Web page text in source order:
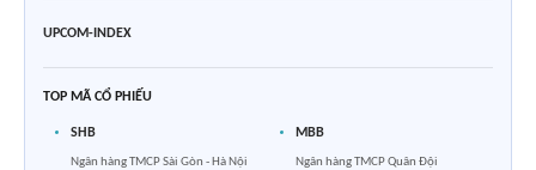
UPCOM-INDEX
TOP MÃ CỔ PHIẾU
SHB
Ngân hàng TMCP Sài Gòn - Hà Nội
MBB
Ngân hàng TMCP Quân Đội